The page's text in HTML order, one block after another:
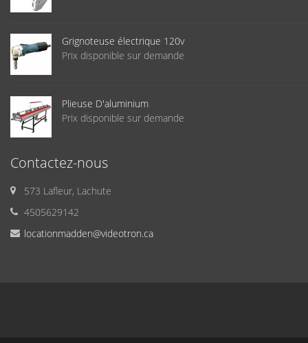
Grignoteuse électrique 120v
Prix disponible sur demande
Plieuse D'aluminium
Prix disponible sur demande
Contactez-nous
573 Lafleur, Lachute
4505629142
locationmadden@videotron.ca